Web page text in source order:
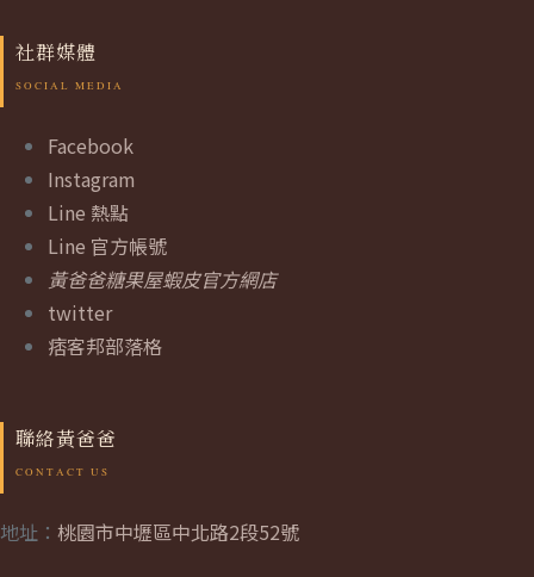
社群媒體
Facebook
Instagram
Line 熱點
Line 官方帳號
黃爸爸糖果屋蝦皮官方網店
twitter
痞客邦部落格
聯絡黃爸爸
地址： 桃園市中壢區中北路2段52號